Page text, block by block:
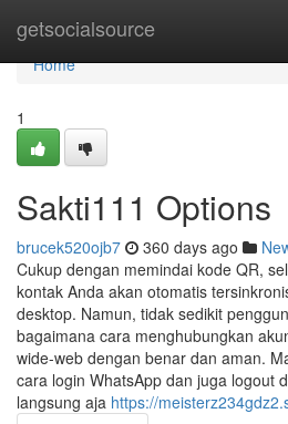
getsocialsource
Home
Home
1
Sakti111 Options
brucek520ojb7 360 days ago
Cukup dengan memindai kode QR,
kontak Anda akan otomatis
desktop. Namun, tidak sedikit
bagaimana cara menghubungkan
wide-web dengan benar dan aman.
cara login WhatsApp dan juga logout
langsung aja https://